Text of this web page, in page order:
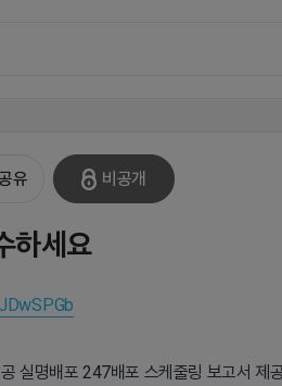
유 비공개
하세요
실명배포 247배포 스케줄링 보고서 제